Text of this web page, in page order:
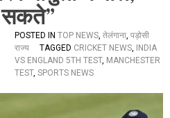
सकते”
POSTED IN TOP NEWS, तेलंगाना, पड़ोसी
राज्य
TAGGED CRICKET NEWS,
INDIA
VS ENGLAND 5TH TEST, MANCHESTER
TEST, SPORTS NEWS